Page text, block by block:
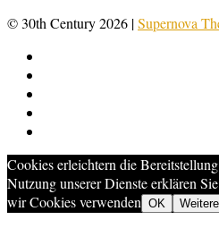
© 30th Century 2026 |Supernova
Cookies erleichtern die
Nutzung unserer Dienste erklären
wir Cookies verwenden OK